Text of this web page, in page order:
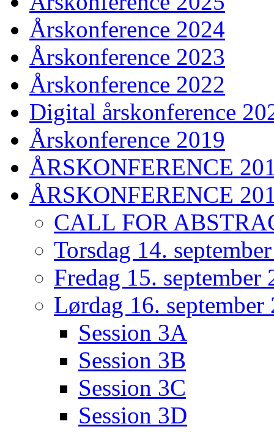
Årskonference 2024
Årskonference 2023
Årskonference 2022
Digital årskonference
Årskonference 2019
ÅRSKONFERENCE
ÅRSKONFERENCE
CALL FOR
Torsdag 14.
Fredag 15. september
Lørdag 16. september
Session 3A
Session 3B
Session 3C
Session 3D